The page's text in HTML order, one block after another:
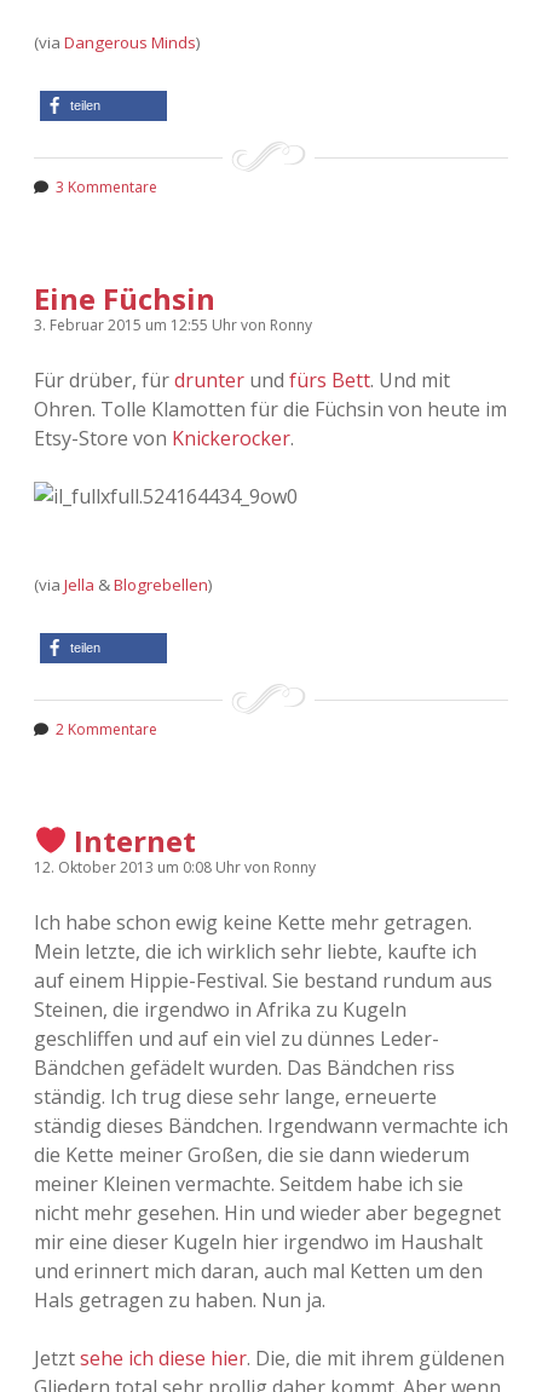
(via Dangerous Minds)
teilen
3 Kommentare
Eine Füchsin
3. Februar 2015 um 12:55 Uhrvon Ronny
Für drüber, fürdrunter und fürs Bett. Und mit
Ohren. Tolle Klamotten für die Füchsin von heute im
Etsy-Store von Knickerocker.
(via Jella &Blogrebellen)
teilen
2 Kommentare
Internet
12. Oktober 2013 um 0:08 Uhrvon Ronny
Ich habe schon ewig keine Kette mehr getragen.
Mein letzte, die ich wirklich sehr liebte, kaufte ich
auf einem Hippie-Festival. Sie bestand rundum aus
Steinen, die irgendwo in Afrika zu Kugeln
geschliffen und auf ein viel zu dünnes Leder-
Bändchen gefädelt wurden. Das Bändchen riss
ständig. Ich trug diese sehr lange, erneuerte
ständig dieses Bändchen. Irgendwann vermachte ich
die Kette meiner Großen, die sie dann wiederum
meiner Kleinen vermachte. Seitdem habe ich sie
nicht mehr gesehen. Hin und wieder aber begegnet
mir eine dieser Kugeln hier irgendwo im Haushalt
und erinnert mich daran, auch mal Ketten um den
Hals getragen zu haben. Nun ja.
Jetztsehe ich diese hier. Die, die mit ihrem güldenen